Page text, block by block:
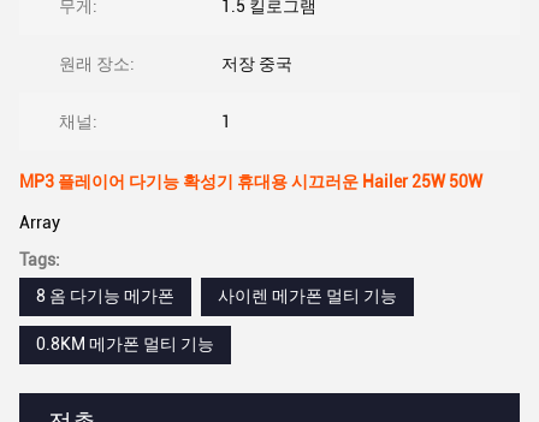
무게: 1.5 킬로그램
원래 장소: 저장 중국
채널: 1
MP3 플레이어 다기능 확성기 휴대용 시끄러운 Hailer 25W 50W
Array
Tags:
8 옴 다기능 메가폰
사이렌 메가폰 멀티 기능
0.8KM 메가폰 멀티 기능